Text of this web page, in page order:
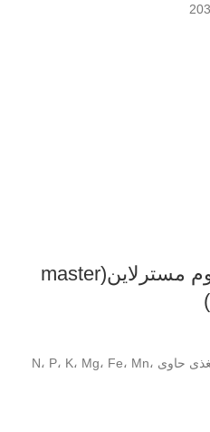
کود کامل مایع آکواریوم مسترلاین(master
کود کامل ریز مغذی و درشت مغذی حاوی N، P، K، Mg، Fe، Mn،